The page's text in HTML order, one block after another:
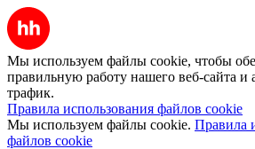
Мы используем файлы cookie, чтобы
правильную работу нашего веб-сайта и
трафик.
Правила использования файлов cookie
Мы используем файлы cookie. Правила
файлов cookie